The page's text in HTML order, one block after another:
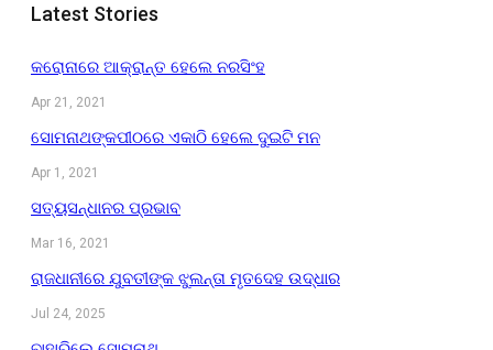
Latest Stories
କରୋନାରେ ଆକ୍ରାନ୍ତ ହେଲେ ନରସିଂହ
Apr 21, 2021
ସୋମନାଥଙ୍କପୀଠରେ ଏକାଠି ହେଲେ ଦୁଇଟି ମନ
Apr 1, 2021
ସତ୍ୟସନ୍ଧାନର ପ୍ରଭାବ
Mar 16, 2021
ରାଜଧାନୀରେ ଯୁବତୀଙ୍କ ଝୁଲନ୍ତା ମୃତଦେହ ଉଦ୍ଧାର
Jul 24, 2025